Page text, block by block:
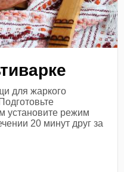
для жаркого
установите режим
20 минут друг за